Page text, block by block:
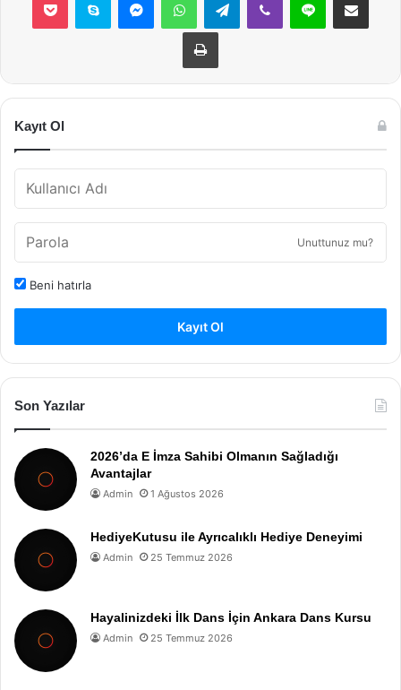
Yazdır
Kayıt Ol
Unuttunuz mu?
Beni hatırla
Kayıt Ol
Son Yazılar
2026’da E İmza Sahibi Olmanın Sağladığı
Avantajlar
Admin 1 Ağustos 2026
HediyeKutusu ile Ayrıcalıklı Hediye Deneyimi
Admin 25 Temmuz 2026
Hayalinizdeki İlk Dans İçin Ankara Dans Kursu
Admin 25 Temmuz 2026